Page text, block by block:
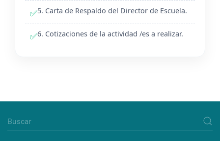
✅5. Carta de Respaldo del Director de Escuela.
✅6. Cotizaciones de la actividad /es a realizar.